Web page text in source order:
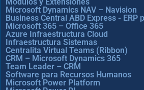
Microsoft Dynamics NAV – Navision
Business Central ABD Express - ERP
Microsoft 365 – Office 365
Azure Infraestructura Cloud
Infraestructura Sistemas
Centralita Virtual Teams (Ribbon)
CRM – Microsoft Dynamics 365
Team Leader – CRM
Software para Recursos Humanos
Microsoft Power Platform